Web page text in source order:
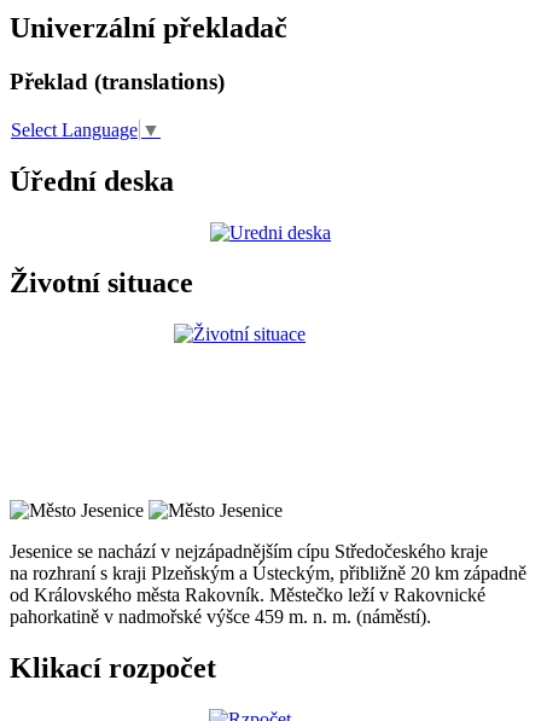
Univerzální překladač
Překlad (translations)
Select Language ▼
Úřední deska
Životní situace
Jesenice se nachází v nejzápadnějším cípu Středočeského kraje
na rozhraní s kraji Plzeňským a Ústeckým, přibližně 20 km západně
od Královského města Rakovník. Městečko leží v Rakovnické
pahorkatině v nadmořské výšce 459 m. n. m. (náměstí).
Klikací rozpočet